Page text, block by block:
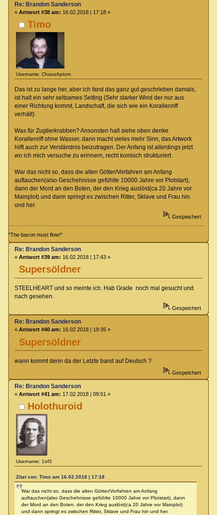
Timo
Username: ChaosAptom
Re: Brandon Sanderson
« Antwort #38 am: 16.02.2018 | 17:18 »
Das ist zu lange her, aber ich fand das ganz gut geschrieben damals,
ist halt ein sehr seltsames Setting (Sehr starker Wind der nur aus
einer Richtung kommt, Landschaft, die sich wie ein Korallenriff
verhält).
Was für Zugtierkrabben? Ansonsten halt siehe oben denke
Korallenriff ohne Wasser, dann macht vieles mehr Sinn, das Artwork
hilft auch zur Verständnis beizutragen. Der Anfang ist allerdings jetzt
wo ich mich versuche zu erinnern, recht komisch strukturiert.
War das nicht so, dass die alten Götter/Vorfahren am Anfang
auftauchen(also Geschehnisse gefühlte 10000 Jahre vor Plotstart),
dann der Mord an den Boten, der den Krieg auslöst(ca 20 Jahre vor
Mainplot) und dann springt es zwischen Ritter, Sklave und Frau hin
und her.
Gespeichert
"The bacon must flow!"
Supersöldner
Re: Brandon Sanderson
« Antwort #39 am: 16.02.2018 | 17:43 »
STEELHEART und so meinte ich. Hab Grade noch mal gesucht und
nach gesehen.
Gespeichert
Supersöldner
Re: Brandon Sanderson
« Antwort #40 am: 16.02.2018 | 19:35 »
wann kommt denn da der Letzte band auf Deutsch ?
Gespeichert
Holothuroid
Username: 1of3
Re: Brandon Sanderson
« Antwort #41 am: 17.02.2018 | 09:51 »
Zitat von: Timo am 16.02.2018 | 17:18
War das nicht so, dass die alten Götter/Vorfahren am Anfang
auftauchen(also Geschehnisse gefühlte 10000 Jahre vor Plotstart), dann
der Mord an den Boten, der den Krieg auslöst(ca 20 Jahre vor Mainplot)
und dann springt es zwischen Ritter, Sklave und Frau hin und her.